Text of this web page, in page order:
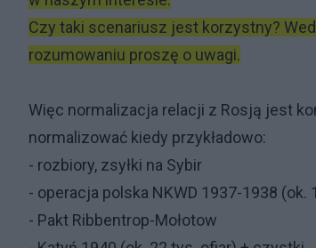
Czy taki scenariusz jest korzystny?
rozumowaniu proszę o uwagi.
Więc normalizacja relacji z Rosją jest
normalizować kiedy przykładowo:
- rozbiory, zsyłki na Sybir
- operacja polska NKWD 1937-1938 (ok.
- Pakt Ribbentrop-Mołotow